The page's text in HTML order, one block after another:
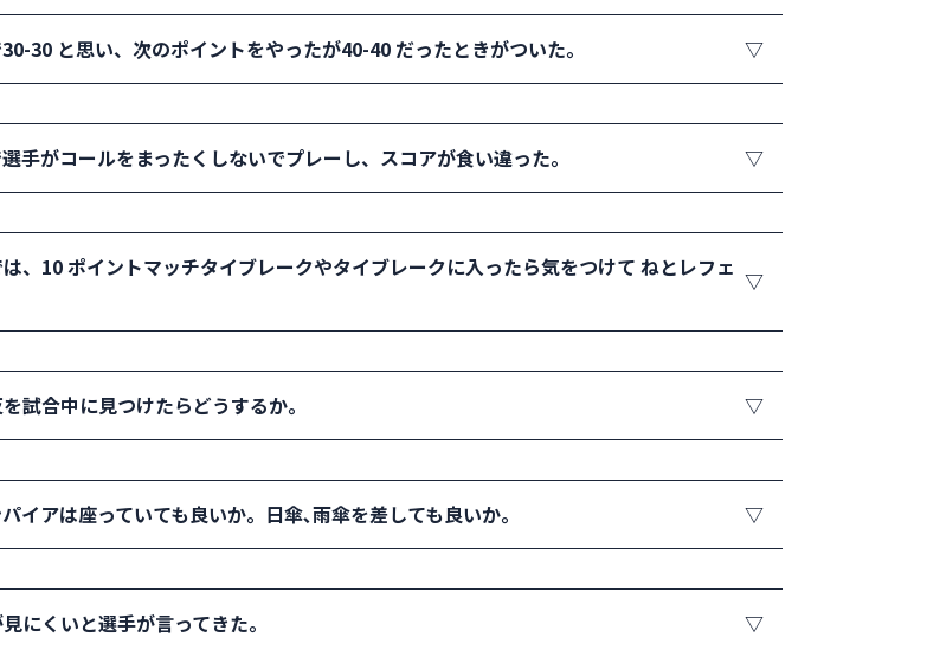
たタイミングで目に入った選手はどちら側であってもレットをコー ルできる。気がつ
た後にコールすることもある。
30 と思い、次のポイントをやったが40-40 だったときがついた。
オールと思い込み1ポイントをプレーしたが、正しくはデュース(40-40)、ディサイディ
ズチョイスであった場合は、2022年のルール変更により、プレーしたそのポイントが成
なる。もう1ポイントプレーする旧ルールは廃止された。
手がコールをまったくしないでプレーし、スコアが食い違った。
ールとハンドシグナルを出すよう選手に伝える。スコアは大声で なくても声に出すと
ようにでも声に出すように指導する。イ ンプレー中に「カモン」「よっしゃ！」等の声
妨害で失点 する場合があることを伝える。
、10 ポイントマッチタイブレークやタイブレークに入ったら気をつけて ねとレフェ
をコールしてお互いに確認しながらプレーしているかを観察し、コ ールをしていない
に両選手に伝える。
試合中に見つけたらどうするか。
ゴ違反を見つけたら､レフェリーに報告し､その試合が終わったと きに選手にどのロゴ
かを伝える。
イアは座っていても良いか。日傘､雨傘を差しても良いか。
ていても日傘を差しても担当コートが視界に入り良い仕事ができ れば良い。雨傘を差
断するかどうかを判断する。雨が大 粒でプレーに影響を及ぼす、あるいはケガをする
にくいと選手が言ってきた。